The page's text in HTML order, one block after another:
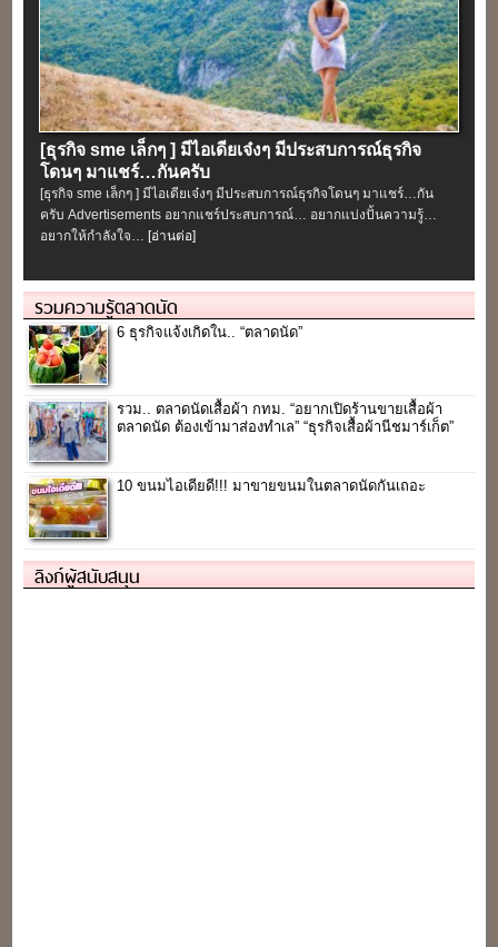
[ธุรกิจ sme เล็กๆ ] มีไอเดียเจ๋งๆ มีประสบการณ์ธุรกิจ
โดนๆ มาแชร์…กันครับ
[ธุรกิจ sme เล็กๆ ] มีไอเดียเจ๋งๆ มีประสบการณ์ธุรกิจโดนๆ มาแชร์…กัน
ครับ Advertisements อยากแชร์ประสบการณ์… อยากแบ่งปั้นความรู้…
อยากให้กำลังใจ… [อ่านต่อ]
รวมความรู้ตลาดนัด
6 ธุรกิจแจ้งเกิดใน.. “ตลาดนัด”
รวม.. ตลาดนัดเสื้อผ้า กทม. “อยากเปิดร้านขายเสื้อผ้า
ตลาดนัด ต้องเข้ามาส่องทำเล” “ธุรกิจเสื้อผ้านีชมาร์เก็ต”
10 ขนมไอเดียดี!!! มาขายขนมในตลาดนัดกันเถอะ
ลิงก์ผู้สนับสนุน